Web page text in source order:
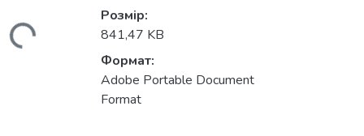
Розмір:
841,47 KB
Формат:
Adobe Portable Document
Format